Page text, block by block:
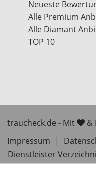
Neueste
Alle Premium
Alle Diamant
TOP 10
traucheck.de - Mit
&
Impressum
|
Dienstleister